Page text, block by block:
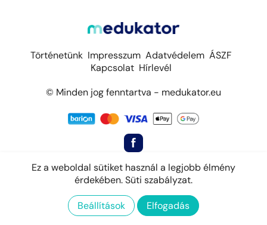
Történetünk Impresszum Adatvédelem ÁSZF
Kapcsolat Hírlevél
© Minden jog fenntartva - medukator.eu
Ez a weboldal sütiket használ a legjobb élmény
érdekében.Süti szabályzat.
Beállítások Elfogadás